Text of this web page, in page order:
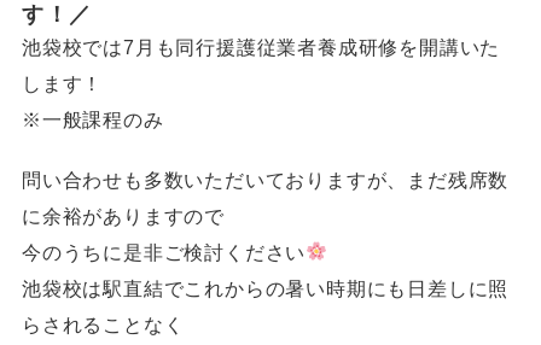
す！／
池袋校では7月も同行援護従業者養成研修を開講いた
します！
※一般課程のみ
問い合わせも多数いただいておりますが、まだ残席数
に余裕がありますので
今のうちに是非ご検討ください
池袋校は駅直結でこれからの暑い時期にも日差しに照
らされることなく